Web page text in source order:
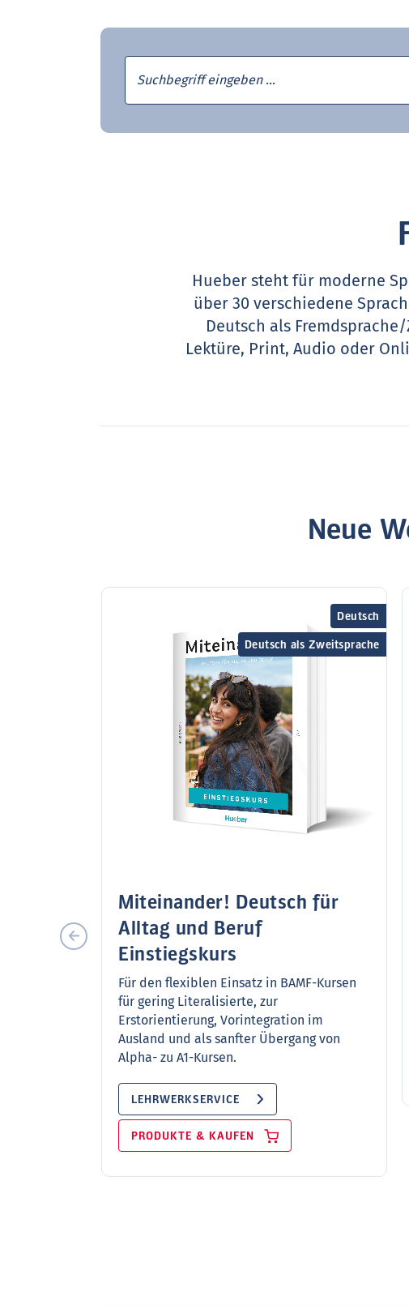
Suchbegriff eingeben …
Hueber steht für moderne
über 30 verschiedene
Deutsch als
Lektüre, Print, Audio oder
Neue
Deutsch
Deutsch als Zweitsprache
Miteinander! Deutsch für
Alltag und Beruf
Einstiegskurs
Für den flexiblen Einsatz in BAMF-Kursen
für gering Literalisierte, zur
Erstorientierung, Vorintegration im
Ausland und als sanfter Übergang von
Alpha- zu A1-Kursen.
LEHRWERKSERVICE
PRODUKTE & KAUFEN